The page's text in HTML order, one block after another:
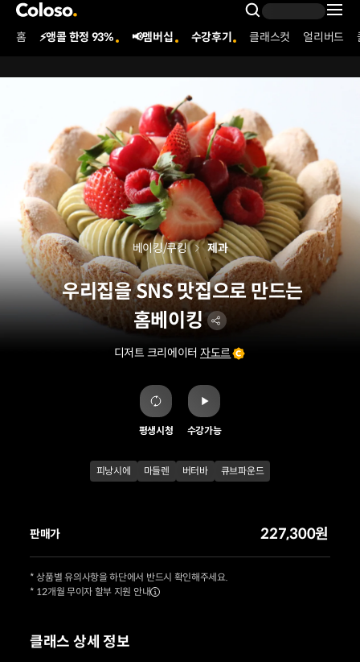
콜로소
Search
Coloso Menu
홈 ⚡앵콜 한정 93% 📢멤버십 수강후기 클래스컷 얼리버드
우리집을 SNS 맛집으로 만드는
홈베이킹
디저트 크리에이터 자도르
베이킹/쿠킹 제과
평생시청 수강가능
피낭시에 마들렌 버터바 큐브파운드
클래스 상세 정보
판매가 227,300원
* 상품별 유의사항을 하단에서 반드시 확인해주세요.
* 12개월 무이자 할부 지원 안내